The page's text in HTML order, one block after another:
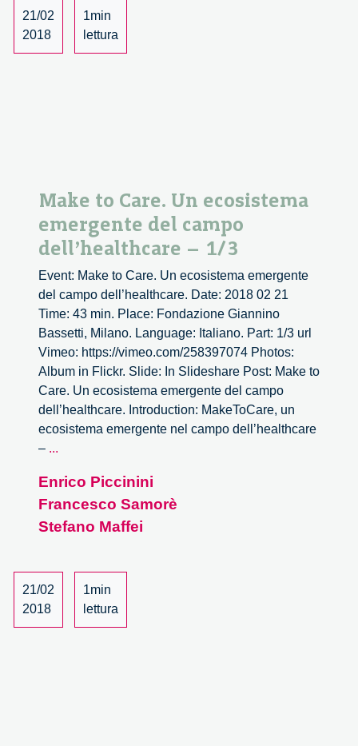
21/02
2018
1min
lettura
Make to Care. Un ecosistema
emergente del campo
dell’healthcare – 1/3
Event: Make to Care. Un ecosistema emergente
del campo dell’healthcare. Date: 2018 02 21
Time: 43 min. Place: Fondazione Giannino
Bassetti, Milano. Language: Italiano. Part: 1/3 url
Vimeo: https://vimeo.com/258397074 Photos:
Album in Flickr. Slide: In Slideshare Post: Make to
Care. Un ecosistema emergente del campo
dell’healthcare. Introduction: MakeToCare, un
ecosistema emergente nel campo dell’healthcare
– ...
Care.
Un
ecosistema
campo
dell’healthcare
Enrico Piccinini
Francesco Samorè
Stefano Maffei
21/02
2018
1min
lettura